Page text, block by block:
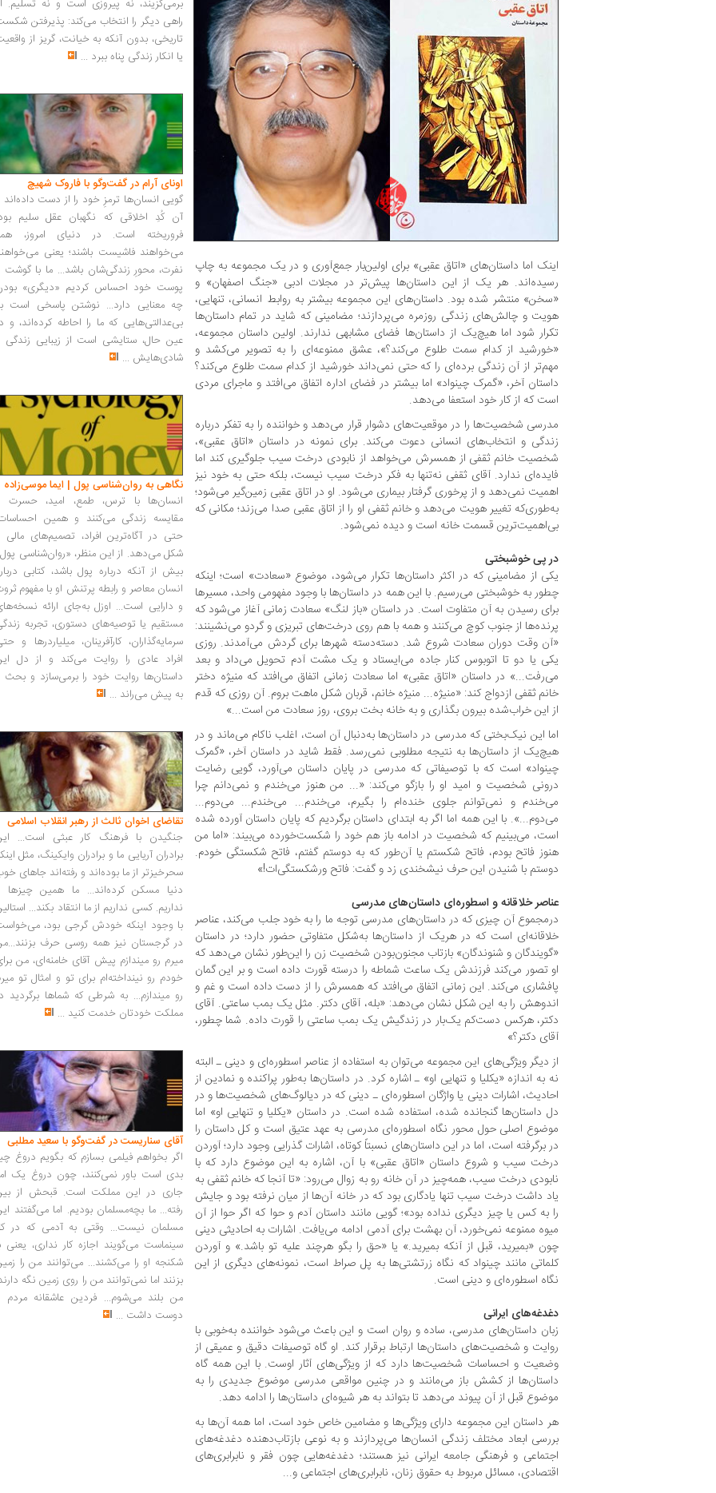
اینک اما داستان‌های «اتاق عقبی» برای اولین‌بار جمع‌آوری و در یک مجموعه به چاپ
رسیده‌اند. هر یک از این داستان‌ها پیش‌تر در مجلات ادبی «جنگ اصفهان» و
«سخن» منتشر شده بود. داستان‌های این مجموعه بیشتر به روابط انسانی، تنهایی،
هویت و چالش‌های زندگی روزمره می‌پردازند؛ مضامینی که شاید در تمام داستان‌ها
تکرار شود اما هیچ‌یک از داستان‌ها فضای مشابهی ندارند. اولین داستان مجموعه،
«خورشید از کدام سمت طلوع می‌کند؟»، عشق ممنوعه‌ای را به تصویر می‌کشد و
مهم‌تر از آن زندگی برده‌ای را که حتی نمی‌داند خورشید از کدام سمت طلوع می‌کند؟
داستان آخر، «گمرک چینواد» اما بیشتر در فضای اداره اتفاق می‌افتد و ماجرای مردی
است که از کار خود استعفا می‌دهد.
مدرسی شخصیت‌ها را در موقعیت‌های دشوار قرار می‌دهد و خواننده را به تفکر درباره‌
زندگی و انتخاب‌های انسانی دعوت می‌کند. برای نمونه در داستان «اتاق عقبی»،
شخصیت خانم ثقفی از همسرش می‌خواهد از نابودی درخت سیب جلوگیری کند اما
فایده‌ای ندارد. آقای ثقفی نه‌تنها به فکر درخت سیب نیست، بلکه حتی به خود نیز
اهمیت نمی‌دهد و از پرخوری گرفتار بیماری می‌شود. او در اتاق عقبی زمین‌گیر می‌شود؛
به‌طوری‌که تغییر هویت می‌دهد و خانم ثقفی او را از اتاق عقبی صدا می‌زند؛ مکانی که
بی‌اهمیت‌ترین قسمت خانه است و دیده نمی‌شود.
در پی خوشبختی
یکی از مضامینی که در اکثر داستان‌ها تکرار می‌شود، موضوع «سعادت» است؛ اینکه
چطور به خوشبختی می‌رسیم. با این ‌همه در داستان‌ها با وجود مفهومی واحد، مسیر‌ها
برای رسیدن به آن متفاوت است. در داستان «باز لنگ» سعادت زمانی آغاز می‌شود که
پرنده‌ها از جنوب کوچ می‌کنند و همه با هم روی درخت‌های تبریزی و گردو می‌نشینند:
«آن وقت دوران سعادت شروع شد. دسته‌دسته شهرها برای گردش می‌آمدند. روزی
یکی یا دو تا اتوبوس کنار جاده می‌ایستاد و یک مشت آدم تحویل می‌داد و بعد
می‌رفت...» در داستان «اتاق عقبی» اما سعادت زمانی اتفاق می‌افتد که منیژه دختر
خانم ثقفی ازدواج کند: «منیژه... منیژه خانم، قربان شکل ماهت بروم. آن روزی که قدم
از این خراب‌شده بیرون بگذاری و به خانه‌ بخت بروی، روز سعادت من است...»
اما این نیک‌بختی که مدرسی در داستان‌ها به‌دنبال آن است، اغلب ناکام می‌ماند و در
هیچ‌یک از داستان‌ها به نتیجه‌ مطلوبی نمی‌رسد. فقط شاید در داستان آخر، «گمرک
چینواد» است که با توصیفاتی که مدرسی در پایان داستان می‌آورد، گویی رضایت
درونی شخصیت و امید او را بازگو می‌کند: «... من هنوز می‌خندم و نمی‌دانم چرا
می‌خندم و نمی‌توانم جلوی خنده‌ام را بگیرم، می‌خندم... می‌خندم... می‌دوم...
می‌دوم...». با این همه اما اگر به ابتدای داستان برگردیم که پایان داستان آورده شده
است، می‌بینیم که شخصیت در ادامه باز هم خود را شکست‌خورده می‌بیند: «اما من
هنوز فاتح بودم، فاتح شکستم یا آن‌طور که به دوستم گفتم، فاتح شکستگی خودم.
دوستم با شنیدن این حرف نیشخندی زد و گفت: فاتح ورشکستگی‌ات!»
عناصر خلاقانه و اسطوره‌ای داستان‌های مدرسی
درمجموع آن چیزی که در داستان‌های مدرسی توجه ما‌ را به خود جلب می‌کند، عناصر
خلاقانه‌ای است که در هریک از داستان‌ها به‌شکل متفاوتی حضور دارد؛ در داستان
«گویندگان و شنوندگان» بازتاب مجنون‌بودن شخصیت زن را این‌طور نشان می‌دهد که
او تصور می‌کند فرزندش یک ساعت شماطه را درسته قورت داده است و بر این گمان
پافشاری می‌کند. این زمانی اتفاق می‌افتد که همسرش را از دست داده است و غم و
اندوهش را به این شکل نشان می‌دهد: «بله، آقای دکتر. مثل یک بمب ساعتی. آقای
دکتر، هرکس دست‌کم یک‌بار در زندگیش یک بمب ساعتی را قورت داده. شما چطور،
آقای دکتر؟»
از دیگر ویژگی‌های این مجموعه می‌توان به استفاده از عناصر اسطوره‌ای و دینی ـ البته
نه به‌ اندازه‌ «یکلیا و تنهایی او» ـ اشاره کرد. در داستان‌ها به‌طور پراکنده و نمادین از
احادیث، اشارات دینی یا واژگان اسطوره‌ای ـ دینی که در دیالوگ‌های شخصیت‌ها و در
دل داستان‌ها گنجانده شده، استفاده شده است. در داستان «یکلیا و تنهایی او» اما
موضوع اصلی حول محور نگاه اسطوره‌ای مدرسی به عهد عتیق است و کل داستان را
در برگرفته است، اما در این داستان‌های نسبتاً کوتاه، اشارات گذرایی وجود دارد؛ آوردن
درخت سیب و شروع داستان «اتاق عقبی» با آن، اشاره به این موضوع دارد که با
نابودی درخت سیب، همه‌چیز در آن خانه رو به زوال می‌رود: «تا آنجا که خانم ثقفی به
یاد داشت درخت سیب تنها یادگاری بود که در خانه‌ آن‌ها از میان نرفته بود و جایش
را به کس یا چیز دیگری نداده بود»؛ گویی مانند داستان آدم و حوا که اگر حوا از آن
میوه‌ ممنوعه نمی‌خورد، آن بهشت برای آدمی ادامه می‌یافت. اشارات به احادیثی دینی
چون «بمیرید، قبل از آنکه بمیرید.» یا «حق را بگو هرچند علیه تو باشد.» و آوردن
کلماتی مانند چینواد که نگاه زرتشتی‌ها به پل صراط است، نمونه‌های دیگری از این
نگاه اسطوره‌ای و دینی است.
دغدغه‌های ایرانی
زبان داستان‌های مدرسی، ساده و روان است و این باعث می‌شود خواننده به‌خوبی با
روایت و شخصیت‌های داستان‌ها ارتباط برقرار کند. او گاه توصیفات دقیق و عمیقی از
وضعیت و احساسات شخصیت‌ها دارد که از ویژگی‌های آثار اوست. با این همه گاه
داستان‌ها از کشش باز می‌مانند و در چنین مواقعی مدرسی موضوع جدیدی را به
موضوع قبل از آن پیوند می‌دهد تا بتواند به هر شیوه‌ای داستان‌ها را ادامه دهد.‌
هر داستان این مجموعه دارای ویژگی‌ها و مضامین خاص خود است، اما همه‌ آن‌ها به
بررسی ابعاد مختلف زندگی انسان‌ها می‌پردازند و به‌ نوعی بازتاب‌دهنده‌ دغدغه‌های
اجتماعی و فرهنگی جامعه ایرانی نیز هستند؛ دغدغه‌هایی چون فقر و نابرابری‌های
اقتصادی، مسائل مربوط به حقوق زنان، نابرابری‌های اجتماعی و...
برمی‌گزیند، نه پیروزی است و نه تسلیم.
راهی دیگر را انتخاب می‌کند: پذیرفتن
تاریخی، بدون آنکه به خیانت، گریز از
یا انکار زندگی پناه ببرد ...
اونای آرام در گفت‌وگو با فاروک شهیچ‭
گویی انسان‌ها ترمزِ خود را از دست داده‌اند
آن کُدِ اخلاقی که نگهبان عقل سلیم
فروریخته است. در دنیای امروز،
می‌خواهند فاشیست باشند؛ یعنی
نفرت، محورِ زندگی‌شان باشد... ما با گوشت
پوست خود احساس کردیم «دیگری»
چه معنایی دارد... نوشتن پاسخی است
بی‌عدالتی‌هایی که ما را احاطه کرده‌اند، و
عین حال، ستایشی است از زیبایی زندگی
شادی‌هایش ...
نگاهی به روان‌شناسی پول | ایما موسی‌زاده
انسان‌ها با ترس، طمع، امید، حسرت
مقایسه زندگی می‌کنند و همین
حتی در آگاه‌ترین افراد، تصمیم‌های مالی
شکل می‌دهد. از این منظر، «روان‌شناسی
بیش از آنکه درباره پول باشد، کتابی
انسان معاصر و رابطه پرتنش او با مفهوم
و دارایی است... اوزل به‌جای ارائه
مستقیم یا توصیه‌های دستوری، تجربه
سرمایه‌گذاران، کارآفرینان، میلیاردرها و
افراد عادی را روایت می‌کند و از دل
داستان‌ها روایت خود را برمی‌سازد و بحث
به پیش می‌راند ...
تقاضای اخوان ثالث از رهبر انقلاب اسلامی
جنگیدن با فرهنگ کار عبثی است...
برادران آریایی ما و برادران وایکینگ، مثل
سحرخیزتر از ما بوده‌اند و رفته‌اند جاهای
دنیا مسکن کرده‌اند... ما همین چیزها
نداریم. کسی نداریم از ما انتقاد بکند...
با وجود اینکه خودش گرجی بود،
در گرجستان نیز همه روسی حرف
میرم رو میندازم پیش آقای خامنه‌ای، من
خودم رو نینداخته‌ام برای تو و امثال تو
رو میندازم... به شرطی که شماها برگردید
مملکت خودتان خدمت کنید ...
آقای سناریست در گفت‌وگو با سعید مطلبی
اگر بخواهم فیلمی بسازم که بگویم دروغ
بدی است باور نمی‌کنند، چون دروغ یک
جاری در این مملکت است. قبحش از
رفته... ما بچه‌مسلمان بودیم. اما می‌گفتند
مسلمان نیست... وقتی به آدمی که در
سینماست می‌گویند اجازه کار نداری، یعنی
شکنجه او را می‌کشند... می‌توانند من را
بزنند اما نمی‌توانند من را روی زمین نگه
من بلند می‌شوم... فردین عاشقانه مردم
دوست داشت ...